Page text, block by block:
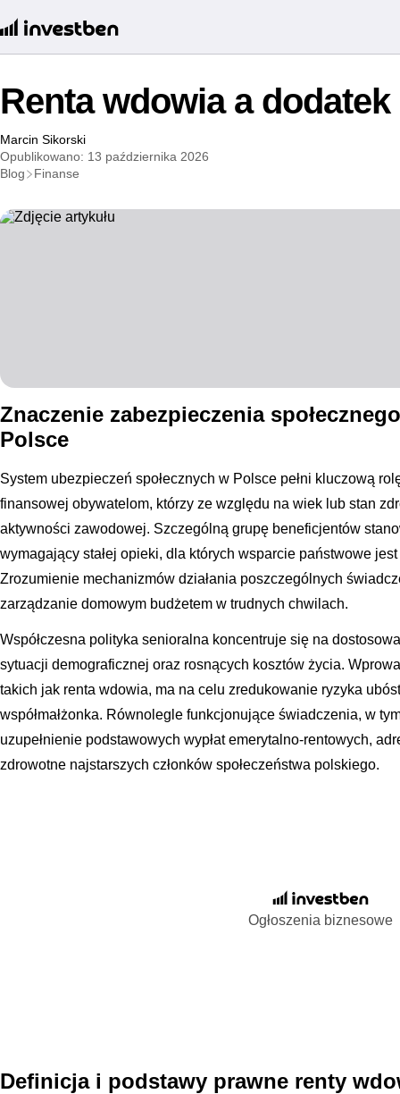
Renta wdowia a
Marcin Sikorski
Opublikowano: 13 października 2026
Blog
Finanse
Znaczenie zabezpieczenia
Polsce
System ubezpieczeń społecznych w Polsce pełni kluczową
finansowej obywatelom, którzy ze względu na wiek lub stan
aktywności zawodowej. Szczególną grupę beneficjentów
wymagający stałej opieki, dla których wsparcie państwowe
Zrozumienie mechanizmów działania poszczególnych
zarządzanie domowym budżetem w trudnych chwilach.
Współczesna polityka senioralna koncentruje się na
sytuacji demograficznej oraz rosnących kosztów życia.
takich jak renta wdowia, ma na celu zredukowanie ryzyka
współmałżonka. Równolegle funkcjonujące świadczenia, w
uzupełnienie podstawowych wypłat emerytalno-rentowych,
zdrowotne najstarszych członków społeczeństwa polskiego.
Ogłoszenia biznesowe
Definicja i podstawy prawne renty